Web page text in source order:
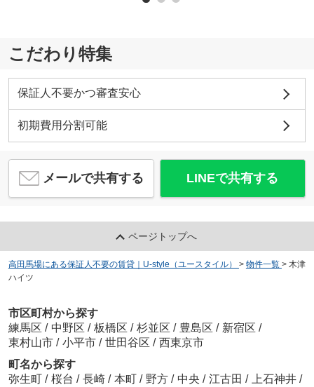
こだわり特集
保証人不要かつ審査安心
初期費用分割可能
メールで共有する LINEで共有する
ページトップへ
高田馬場にある保証人不要の賃貸｜U-style（ユースタイル） > 物件一覧 > 木津
ハイツ
市区町村から探す
練馬区 / 中野区 / 板橋区 / 杉並区 / 豊島区 / 新宿区 /
東村山市 / 小平市 / 世田谷区 / 西東京市
町名から探す
弥生町 / 桜台 / 長崎 / 本町 / 野方 / 中央 / 江古田 / 上石神井 /